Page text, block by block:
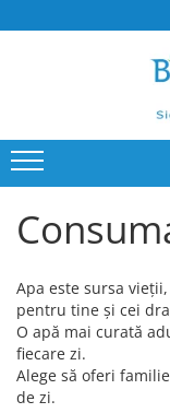
Dozatoare si Filtre
Consumabile Filtre
Abonamente
Filtre Apa Frigider
Generator de Ozon
Bideuri electrice si
BioLux
Bosch
Hyundai
LG
MegaHome
OzonFix
Philips
Samsung
Apa este sursa
pentru tine și cei
O apă mai curată
fiecare zi.
Alege să oferi
de zi.